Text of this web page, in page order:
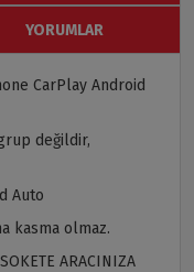
YORUMLAR
CarPlay Android
değildir,
Auto
kasma olmaz.
ARACINIZA